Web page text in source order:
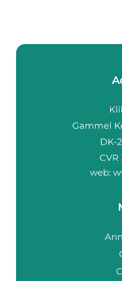
web: